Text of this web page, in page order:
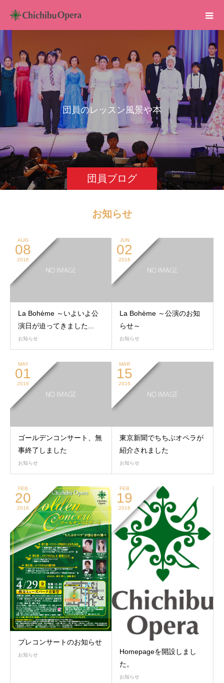
団員ブログ
団員のレッ ス ン 風景や本番 前
お知らせ
AUG
08
2016
La Bohème ～いよいよ公
演日が迫ってきました...
お知らせ
JUN
02
2016
La Bohème ～公演のお知
らせ～
お知らせ
MAY
01
2016
ゴールデンコンサート、無
事終了しました
お知らせ
MAR
15
2016
東京新聞でちちぶオペラが
紹介されました
お知らせ
FEB
20
2016
プレコンサートのお知らせ
お知らせ
FEB
19
2016
Homepageを開設しまし
た。
お知らせ